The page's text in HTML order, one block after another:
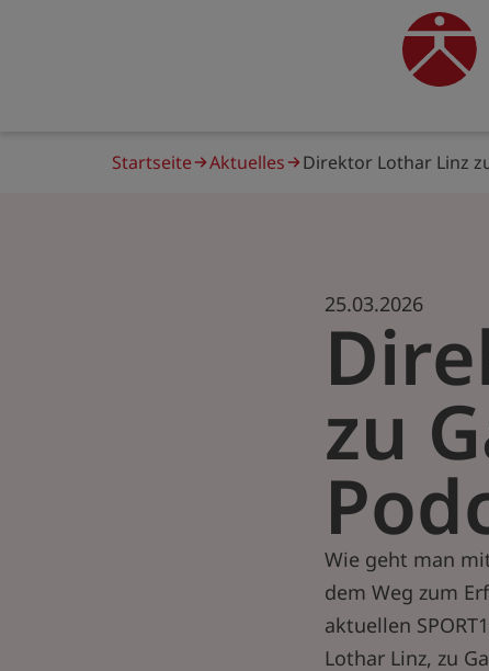
Startseite Aktuelles Direktor Lothar Linz
zu
25.03.2026
Wie geht man
dem Weg zum
aktuellen
Lothar Linz, zu